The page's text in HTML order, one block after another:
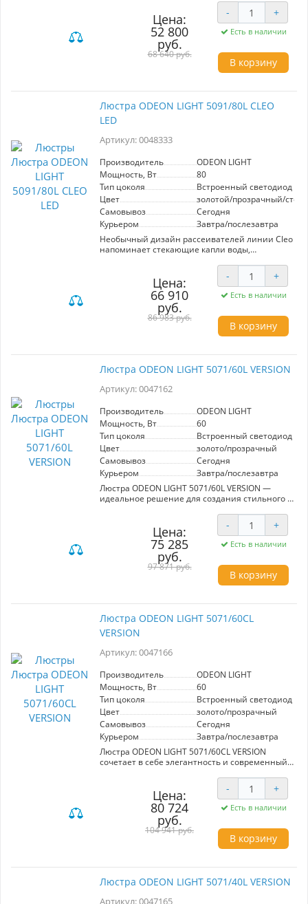
работы образует красивый абажур в лучах
светодиодного освещения комфортной
цветовой температуры 3700К. Сверху абажура,
повторяя форму стекающих капель, ―
металлический декоративный обод,
выполненный методом литья в золотом
глянцевом цвете. Люстры и бра линии Cleo,
достойным украшением любого интерьера.
Цена:
52 800
руб.
68 640 руб.
- +
Есть в наличии
В корзину
Люстра ODEON LIGHT 5091/80L CLEO
LED
Артикул: 0048333
Производитель
ODEON LIGHT
Мощность, Вт
80
Тип цоколя
Встроенный светодиод
Цвет
золотой/прозрачный/
Самовывоз
Сегодня
Курьером
Завтра/послезавтра
Необычный дизайн рассеивателей линии Cleo
напоминает стекающие капли воды,
работы образует красивый абажур в лучах
светодиодного освещения комфортной
цветовой температуры 3700К. Сверху абажура,
повторяя форму стекающих капель, ―
металлический декоративный обод,
выполненный методом литья в золотом
глянцевом цвете. Люстры и бра линии Cleo,
достойным украшением любого интерьера.
Цена:
66 910
руб.
86 983 руб.
- +
Есть в наличии
В корзину
Люстра ODEON LIGHT 5071/60L VERSION
Артикул: 0047162
Производитель
ODEON LIGHT
Мощность, Вт
60
Тип цоколя
Встроенный светодиод
Цвет
золото/прозрачный
Самовывоз
Сегодня
Курьером
Завтра/послезавтра
Люстра ODEON LIGHT 5071/60L VERSION —
идеальное решение для создания стильного и
диаметром 500 мм, эта потолочная модель
выполнена в роскошном сочетании золотого и
прозрачного хрусталя, что придает ей
элегантность и изысканность. Светильник
мощностью 60 Вт подключается к сети 220V и
оснащен встроенным светодиодом (LED),
обеспечивая теплый белый свет, который
дизайна позволяет устанавливать кольца как
или трех элементов, благодаря чему вы
можете адаптировать освещение под
ODEON LIGHT предлагает широкий спектр
подходящих для освещения различных зон, с
возможностью внесения изменений в
расположение настраиваемых струн. С этой
люстрой ваш интерьер заиграет новыми
красками!
Цена:
75 285
руб.
97 871 руб.
- +
Есть в наличии
В корзину
Люстра ODEON LIGHT 5071/60CL
VERSION
Артикул: 0047166
Производитель
ODEON LIGHT
Мощность, Вт
60
Тип цоколя
Встроенный светодиод
Цвет
золото/прозрачный
Самовывоз
Сегодня
Курьером
Завтра/послезавтра
Люстра ODEON LIGHT 5071/60CL VERSION
сочетает в себе элегантность и современный
элементе. Изготовленная из crystal glass и
оснащенная хрустальными деталями, она
станет ярким акцентом в интерьере. С
диаметром 500 мм и мощностью 60 Вт, эта
потолочная модель обеспечивает теплое
белое свечение, создавая уютную атмосферу.
В линейке Version также представлены
горизонтальный светильник длиной 1000 мм,
универсального освещения. Установка колец
возможна как по отдельности, так и в
Цена:
80 724
руб.
104 941 руб.
- +
Есть в наличии
В корзину
Люстра ODEON LIGHT 5071/40L VERSION
Артикул: 0047165